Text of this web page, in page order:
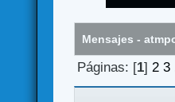
Mensajes -
Páginas: [1] 2 3